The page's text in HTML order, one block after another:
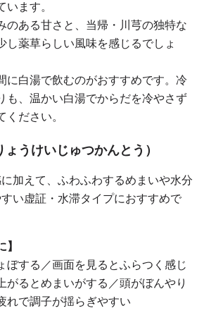
います。
のある甘さと、当帰・川芎の独特な
し薬草らしい風味を感じるでしょ
に白湯で飲むのがおすすめです。冷
も、温かい白湯でからだを冷やさず
ください。
うけいじゅつかんとう）
加えて、ふわふわするめまいや水分
い虚証・水滞タイプにおすすめで
】
ぼする／画面を見るとふらつく感じ
がるとめまいがする／頭がぼんやり
れで調子が揺らぎやすい